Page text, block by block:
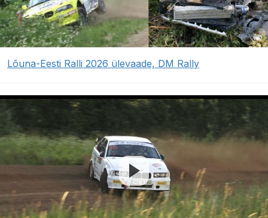
Lõuna-Eesti Ralli 2026 ülevaade, DM Rally